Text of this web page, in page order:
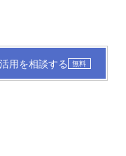
用を相談する 無料